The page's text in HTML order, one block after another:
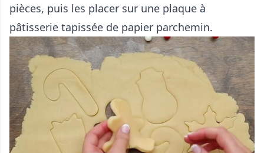
pièces, puis les placer sur une plaque à
pâtisserie tapissée de papier parchemin.